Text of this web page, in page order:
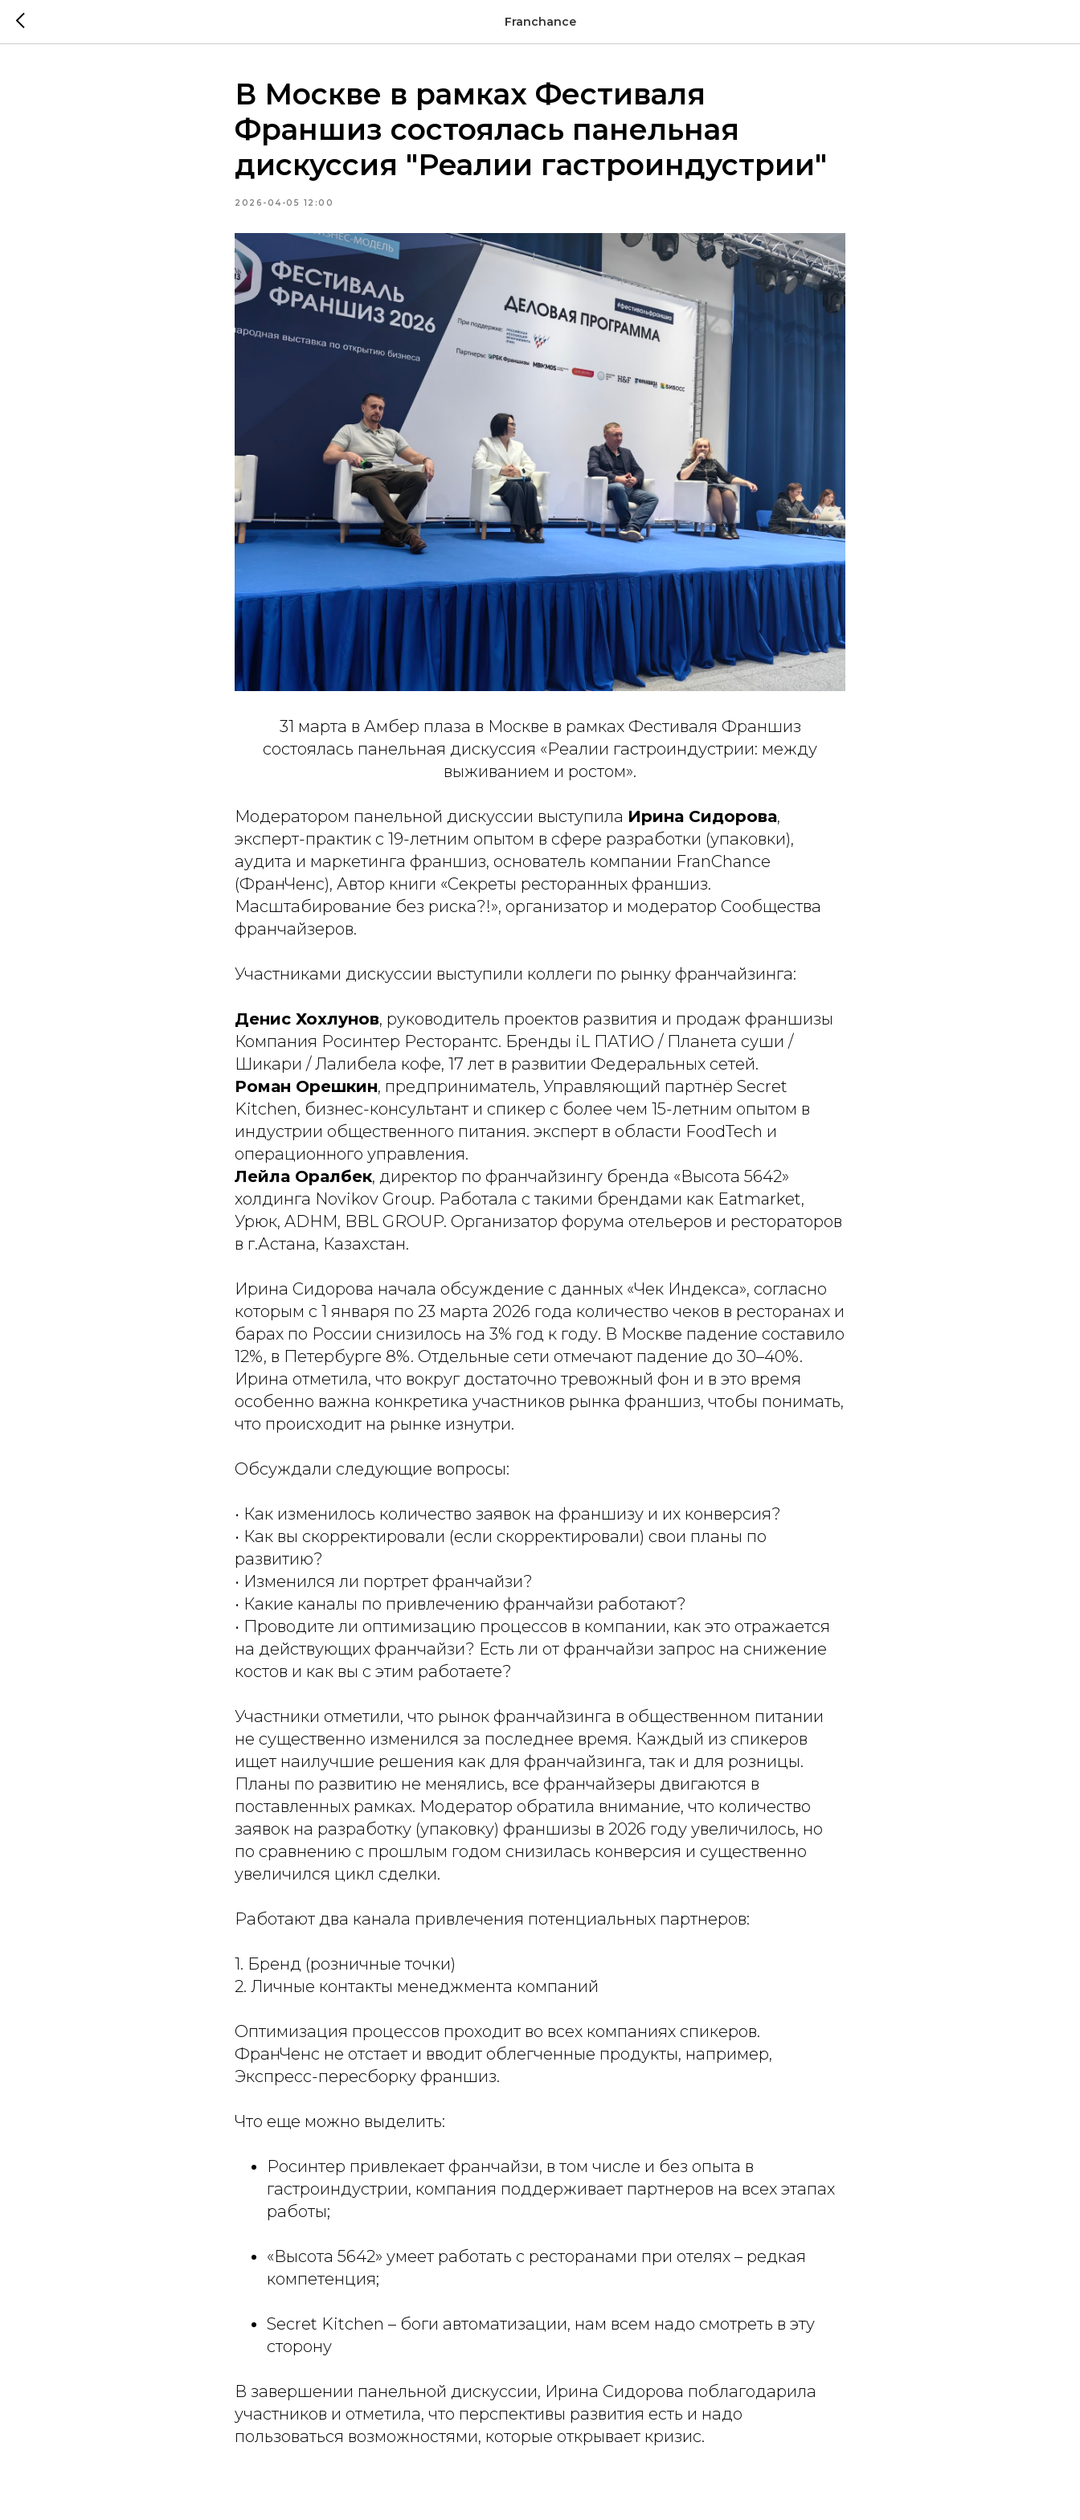
Franchance
В Москве в рамках Фестиваля
Франшиз состоялась панельная
дискуссия "Реалии гастроиндустрии"
2026-04-05 12:00
31 марта в Амбер плаза в Москве в рамках Фестиваля Франшиз
состоялась панельная дискуссия «Реалии гастроиндустрии: между
выживанием и ростом».
Модератором панельной дискуссии выступила Ирина Сидорова,
эксперт-практик с 19-летним опытом в сфере разработки (упаковки),
аудита и маркетинга франшиз, основатель компании FranChance
(ФранЧенс), Автор книги «Секреты ресторанных франшиз.
Масштабирование без риска?!», организатор и модератор Сообщества
франчайзеров.
Участниками дискуссии выступили коллеги по рынку франчайзинга:
Денис Хохлунов, руководитель проектов развития и продаж франшизы
Компания Росинтер Ресторантс. Бренды iL ПАТИО / Планета суши /
Шикари / Лалибела кофе, 17 лет в развитии Федеральных сетей.
Роман Орешкин, предприниматель, Управляющий партнёр Secret
Kitchen, бизнес-консультант и спикер с более чем 15-летним опытом в
индустрии общественного питания. эксперт в области FoodTech и
операционного управления.
Лейла Оралбек, директор по франчайзингу бренда «Высота 5642»
холдинга Novikov Group. Работала с такими брендами как Eatmarket,
Урюк, ADHM, BBL GROUP. Организатор форума отельеров и рестораторов
в г.Астана, Казахстан.
Ирина Сидорова начала обсуждение с данных «Чек Индекса», согласно
которым с 1 января по 23 марта 2026 года количество чеков в ресторанах и
барах по России снизилось на 3% год к году. В Москве падение составило
12%, в Петербурге 8%. Отдельные сети отмечают падение до 30–40%.
Ирина отметила, что вокруг достаточно тревожный фон и в это время
особенно важна конкретика участников рынка франшиз, чтобы понимать,
что происходит на рынке изнутри.
Обсуждали следующие вопросы:
• Как изменилось количество заявок на франшизу и их конверсия?
• Как вы скорректировали (если скорректировали) свои планы по
развитию?
• Изменился ли портрет франчайзи?
• Какие каналы по привлечению франчайзи работают?
• Проводите ли оптимизацию процессов в компании, как это отражается
на действующих франчайзи? Есть ли от франчайзи запрос на снижение
костов и как вы с этим работаете?
Участники отметили, что рынок франчайзинга в общественном питании
не существенно изменился за последнее время. Каждый из спикеров
ищет наилучшие решения как для франчайзинга, так и для розницы.
Планы по развитию не менялись, все франчайзеры двигаются в
поставленных рамках. Модератор обратила внимание, что количество
заявок на разработку (упаковку) франшизы в 2026 году увеличилось, но
по сравнению с прошлым годом снизилась конверсия и существенно
увеличился цикл сделки.
Работают два канала привлечения потенциальных партнеров:
1. Бренд (розничные точки)
2. Личные контакты менеджмента компаний
Оптимизация процессов проходит во всех компаниях спикеров.
ФранЧенс не отстает и вводит облегченные продукты, например,
Экспресс-пересборку франшиз.
Что еще можно выделить:
Росинтер привлекает франчайзи, в том числе и без опыта в
гастроиндустрии, компания поддерживает партнеров на всех этапах
работы;
«Высота 5642» умеет работать с ресторанами при отелях – редкая
компетенция;
Secret Kitchen – боги автоматизации, нам всем надо смотреть в эту
сторону
В завершении панельной дискуссии, Ирина Сидорова поблагодарила
участников и отметила, что перспективы развития есть и надо
пользоваться возможностями, которые открывает кризис.